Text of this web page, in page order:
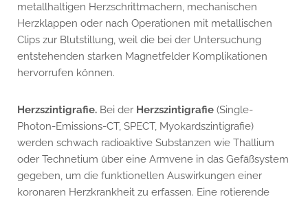
metallhaltigen Herzschrittmachern, mechanischen
Herzklappen oder nach Operationen mit metallischen
Clips zur Blutstillung, weil die bei der Untersuchung
entstehenden starken Magnetfelder Komplikationen
hervorrufen können.
Herzszintigrafie. Bei der Herzszintigrafie (Single-
Photon-Emissions-CT, SPECT, Myokardszintigrafie)
werden schwach radioaktive Substanzen wie Thallium
oder Technetium über eine Armvene in das Gefäßsystem
gegeben, um die funktionellen Auswirkungen einer
koronaren Herzkrankheit zu erfassen. Eine rotierende